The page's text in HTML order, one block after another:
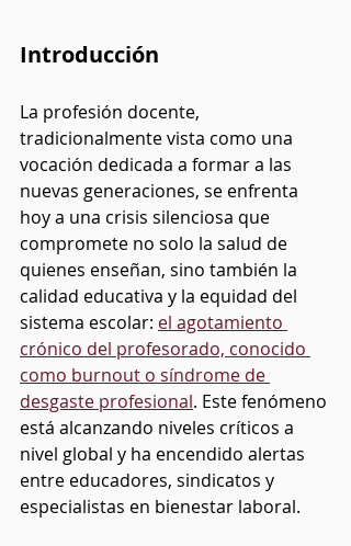
Introducción
La profesión docente,
tradicionalmente vista como una
vocación dedicada a formar a las
nuevas generaciones, se enfrenta
hoy a una crisis silenciosa que
compromete no solo la salud de
quienes enseñan, sino también la
calidad educativa y la equidad del
sistema escolar: el agotamiento
crónico del profesorado, conocido
como burnout o síndrome de
desgaste profesional. Este fenómeno
está alcanzando niveles críticos a
nivel global y ha encendido alertas
entre educadores, sindicatos y
especialistas en bienestar laboral.